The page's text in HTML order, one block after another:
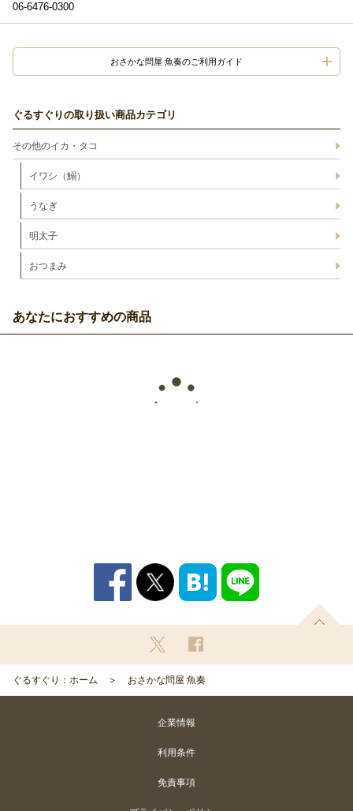
06-6476-0300
おさかな問屋 魚奏のご利用ガイド
ぐるすぐりの取り扱い商品カテゴリ
その他のイカ・タコ
イワシ（鰯）
うなぎ
明太子
おつまみ
あなたにおすすめの商品
ぐるすぐり：ホーム おさかな問屋 魚奏
企業情報
利用条件
免責事項